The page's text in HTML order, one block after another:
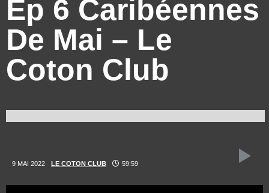
Ep 6 Caribéennes
De Mai – Le
Coton Club
9 MAI 2022 LE COTON CLUB 59:59